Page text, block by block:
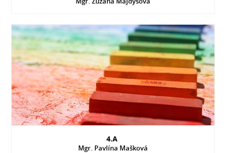
4.A
Mgr. Pavlína Mašková